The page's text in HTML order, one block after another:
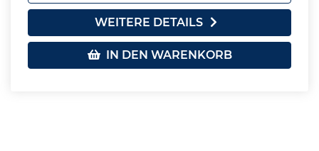
WEITERE DETAILS
IN DEN WARENKORB